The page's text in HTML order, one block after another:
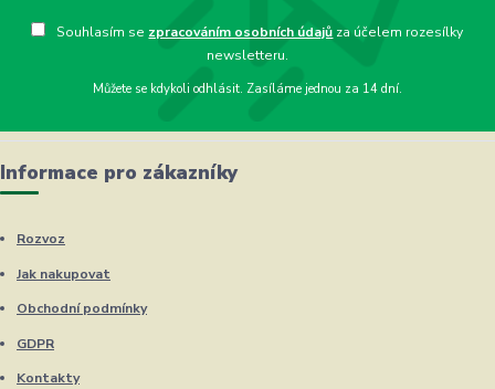
Souhlasím se zpracováním osobních údajů za účelem rozesílky
newsletteru.
Můžete se kdykoli odhlásit. Zasíláme jednou za 14 dní.
Informace pro zákazníky
Rozvoz
Jak nakupovat
Obchodní podmínky
GDPR
Kontakty